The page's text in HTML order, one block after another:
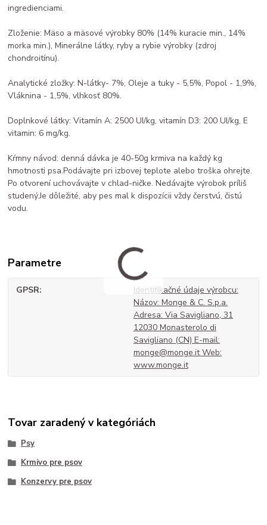
ingredienciami.
Zloženie: Mäso a mäsové výrobky 80% (14% kuracie min., 14%
morka min.), Minerálne látky, ryby a rybie výrobky (zdroj
chondroitínu).
Analytické zložky: N-látky- 7%, Oleje a tuky - 5,5%, Popol - 1,9%,
Vláknina - 1,5%, vlhkosť 80%.
Doplnkové látky: Vitamín A: 2500 UI/kg, vitamín D3: 200 UI/kg, E
vitamin: 6 mg/kg.
Kŕmny návod: denná dávka je 40-50g krmiva na každý kg
hmotnosti psa.Podávajte pri izbovej teplote alebo troška ohrejte.
Po otvorení uchovávajte v chlad-ničke. Nedávajte výrobok príliš
studený.Je dôležité, aby pes mal k dispozícii vždy čerstvú, čistú
vodu.
Parametre
GPSR
Identifikačné údaje výrobcu:
Názov: Monge & C. S.p.a.
Adresa: Via Savigliano, 31
12030 Monasterolo di
Savigliano (CN) E-mail:
monge@monge.it Web:
www.monge.it
Tovar zaradený v kategóriách
Psy
Krmivo pre psov
Konzervy pre psov